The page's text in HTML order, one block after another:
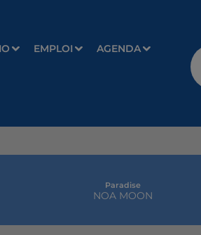
EMPLOI AGENDA
Paradise
NOA MOON